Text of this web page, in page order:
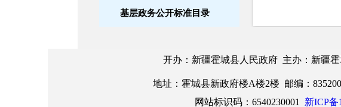
基层政务公开标准目录
养老服务
开办：新疆霍城县人民政府 主办：新疆
地址：霍城县新政府楼A楼2楼 邮编：
网站标识码：6540230001 新ICP备